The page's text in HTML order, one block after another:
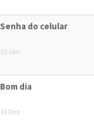
Senha do celular
13 Jan
Bom dia
18 Dez